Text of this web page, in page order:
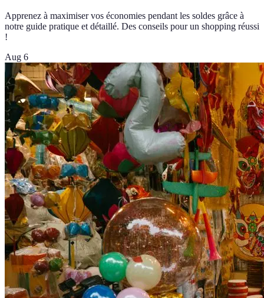
Apprenez à maximiser vos économies pendant les soldes grâce à
notre guide pratique et détaillé. Des conseils pour un shopping réussi
!
Aug 6